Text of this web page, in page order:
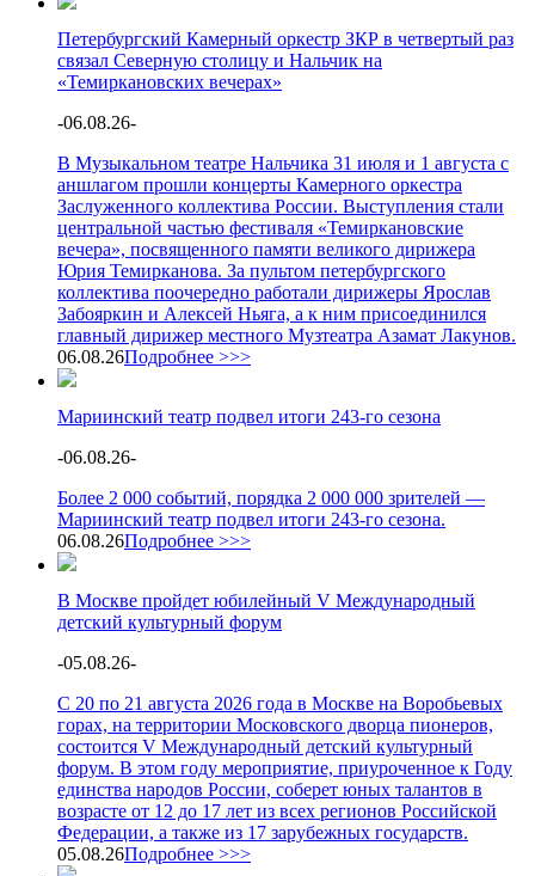
Петербургский Камерный оркестр ЗКР в четвертый раз
связал Северную столицу и Нальчик на
«Темиркановских вечерах»
-06.08.26-
В Музыкальном театре Нальчика 31 июля и 1 августа с
аншлагом прошли концерты Камерного оркестра
Заслуженного коллектива России. Выступления стали
центральной частью фестиваля «Темиркановские
вечера», посвященного памяти великого дирижера
Юрия Темирканова. За пультом петербургского
коллектива поочередно работали дирижеры Ярослав
Забояркин и Алексей Ньяга, а к ним присоединился
главный дирижер местного Музтеатра Азамат Лакунов.
06.08.26Подробнее >>>
Мариинский театр подвел итоги 243-го сезона
-06.08.26-
Более 2 000 событий, порядка 2 000 000 зрителей —
Мариинский театр подвел итоги 243-го сезона.
06.08.26Подробнее >>>
В Москве пройдет юбилейный V Международный
детский культурный форум
-05.08.26-
С 20 по 21 августа 2026 года в Москве на Воробьевых
горах, на территории Московского дворца пионеров,
состоится V Международный детский культурный
форум. В этом году мероприятие, приуроченное к Году
единства народов России, соберет юных талантов в
возрасте от 12 до 17 лет из всех регионов Российской
Федерации, а также из 17 зарубежных государств.
05.08.26Подробнее >>>